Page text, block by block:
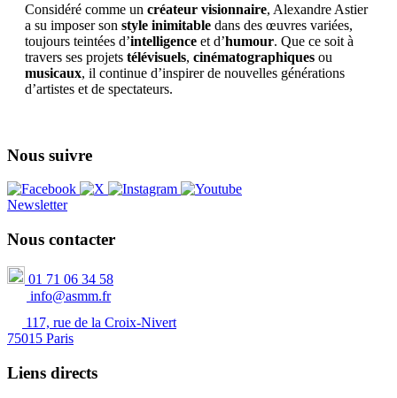
Considéré comme un créateur visionnaire, Alexandre Astier
a su imposer son style inimitable dans des œuvres variées,
toujours teintées d’intelligence et d’humour. Que ce soit à
travers ses projets télévisuels, cinématographiques ou
musicaux, il continue d’inspirer de nouvelles générations
d’artistes et de spectateurs.
Nous suivre
Newsletter
Nous contacter
01 71 06 34 58
info@asmm.fr
117, rue de la Croix-Nivert
75015 Paris
Liens directs